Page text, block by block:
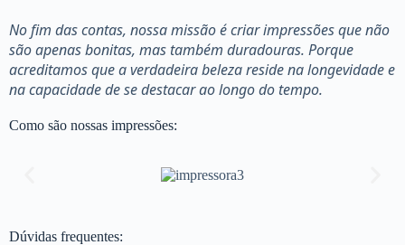
No fim das contas, nossa missão é criar impressões que não
são apenas bonitas, mas também duradouras. Porque
acreditamos que a verdadeira beleza reside na longevidade e
na capacidade de se destacar ao longo do tempo.
Como são nossas impressões:
Dúvidas frequentes: